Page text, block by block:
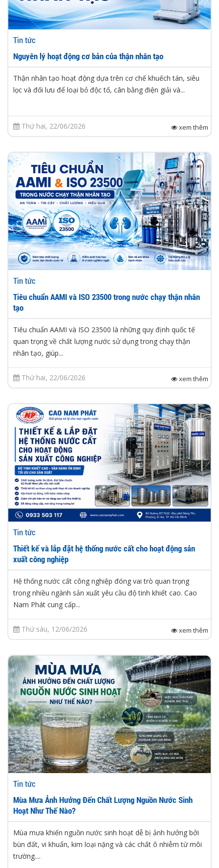
Tin tức
Nguyên lý hoạt động cơ bản của thận nhân tạo
Thận nhân tạo hoạt động dựa trên cơ chế khuếch tán, siêu
lọc và đối lưu để loại bỏ độc tố, cân bằng điện giải và...
Thứ hai, 22/06/2026 xem thêm
Tin tức
Tiêu chuẩn AAMI và ISO 23500 trong nước chạy thận nhân
tạo
Tiêu chuẩn AAMI và ISO 23500 là những quy định quốc tế
quan trọng về chất lượng nước sử dụng trong chạy thận
nhân tạo, giúp...
Thứ hai, 22/06/2026 xem thêm
Tin tức
Thiết kế và lắp đặt hệ thống nước cất cho hoạt động sản
xuất công nghiệp
Hệ thống nước cất công nghiệp đóng vai trò quan trọng
trong nhiều ngành sản xuất yêu cầu độ tinh khiết cao. Cao
Nam Phát cung cấp...
Thứ sáu, 12/06/2026 xem thêm
Tin tức
Mùa Mưa Ảnh Hưởng Đến Chất Lượng Nguồn Nước Sinh
Hoạt Như Thế Nào?
Mùa mưa khiến nguồn nước sinh hoạt dễ bị ảnh hưởng bởi
bùn đất, vi khuẩn, kim loại nặng và các chất ô nhiễm từ môi
trường....